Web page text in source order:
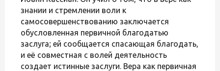
знании и стремлении воли к
самосовершенствованию заключается
обусловленная первичной благодатью
заслуга; ей сообщается спасающая благодать,
и её совместная с волей деятельность
создает истинные заслуги. Вера как первичная